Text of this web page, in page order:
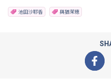
池田沙耶香 與猶茉穂